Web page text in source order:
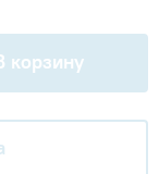
корзину